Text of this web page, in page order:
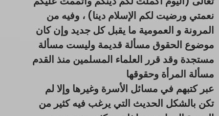
نعمتي ورضيت لكم الإسلام دينا) ، وفيه من
المرونة و العمومية ما يقبل كل جديد وإن كان
موضوع الحقوق مسألة قديمة وليست مسألة
مستجدة وقد قرر العلماء المسلمين منذ القدم
مسألة المرأة وحقوقها
عبر كتبهم في مسائل الأسرة وغيرها وإلا لم
تكن بالشكل الحديث التي يرغب فيه كثير من